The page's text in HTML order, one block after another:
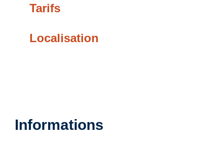
Tarifs
Localisation
Informations